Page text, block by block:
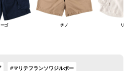
ーゴ チノ リネ
#マリテフランソワジルボー